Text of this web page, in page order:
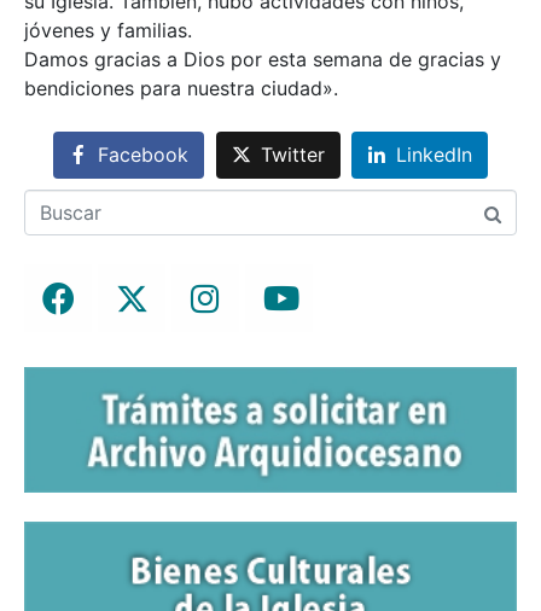
jóvenes y familias.
Damos gracias a Dios por esta semana de gracias y
bendiciones para nuestra ciudad».
Facebook Twitter LinkedIn